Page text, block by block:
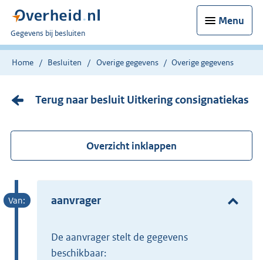
Menu
U
bent
nu
Gegevens bij besluiten
Home Besluiten Overige gegevens Overige gegevens
Terug naar besluit Uitkering consignatiekas
Overzicht inklappen
aanvrager
de aanvrager stelt de gegevens
beschikbaar: